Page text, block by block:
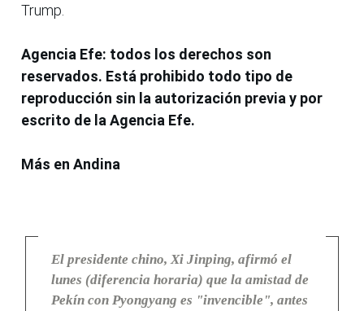
Trump.
Agencia Efe: todos los derechos son
reservados. Está prohibido todo tipo de
reproducción sin la autorización previa y por
escrito de la Agencia Efe.
Más en Andina
El presidente chino, Xi Jinping, afirmó el
lunes (diferencia horaria) que la amistad de
Pekín con Pyongyang es "invencible", antes